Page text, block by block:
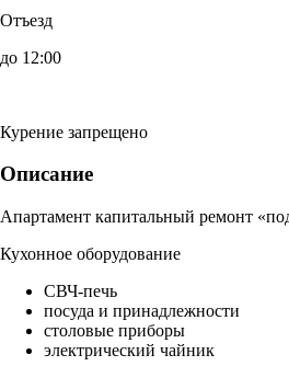
Отъезд
до 12:00
Курение запрещено
Описание
Апартамент капитальный ремонт
Кухонное оборудование
СВЧ-печь
посуда и принадлежности
столовые приборы
электрический чайник